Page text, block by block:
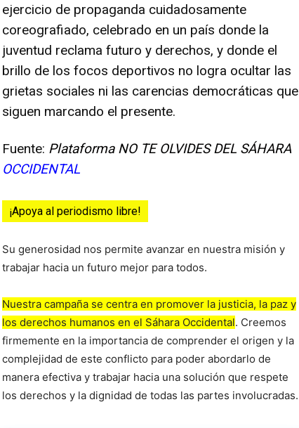
ejercicio de propaganda cuidadosamente
coreografiado, celebrado en un país donde la
juventud reclama futuro y derechos, y donde el
brillo de los focos deportivos no logra ocultar las
grietas sociales ni las carencias democráticas que
siguen marcando el presente.
Fuente: Plataforma NO TE OLVIDES DEL SÁHARA
OCCIDENTAL
¡Apoya al periodismo libre!
Su generosidad nos permite avanzar en nuestra misión y
trabajar hacia un futuro mejor para todos.
Nuestra campaña se centra en promover la justicia, la paz y
los derechos humanos en el Sáhara Occidental. Creemos
firmemente en la importancia de comprender el origen y la
complejidad de este conflicto para poder abordarlo de
manera efectiva y trabajar hacia una solución que respete
los derechos y la dignidad de todas las partes involucradas.